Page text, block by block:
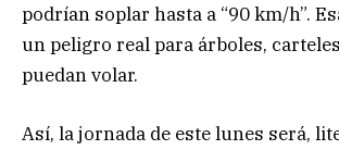
podrían soplar hasta a “90 km/h”.
un peligro real para árboles,
puedan volar.
Así, la jornada de este lunes será,